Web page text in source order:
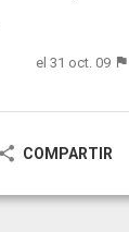
el 31 oct. 09
COMPARTIR